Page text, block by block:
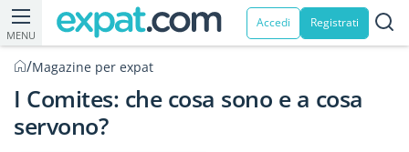
MENU
Accedi Registrati
/Magazine per expat
I Comites: che cosa sono e a cosa
servono?